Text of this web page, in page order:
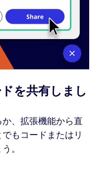
を共有しまし
、拡張機能から直
もコードまたはリ
。